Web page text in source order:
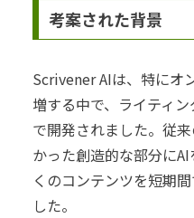
考案された背景
Scrivener AIは、特にオ
増する中で、ライティ
で開発されました。従
かった創造的な部分に
くのコンテンツを短期
した。